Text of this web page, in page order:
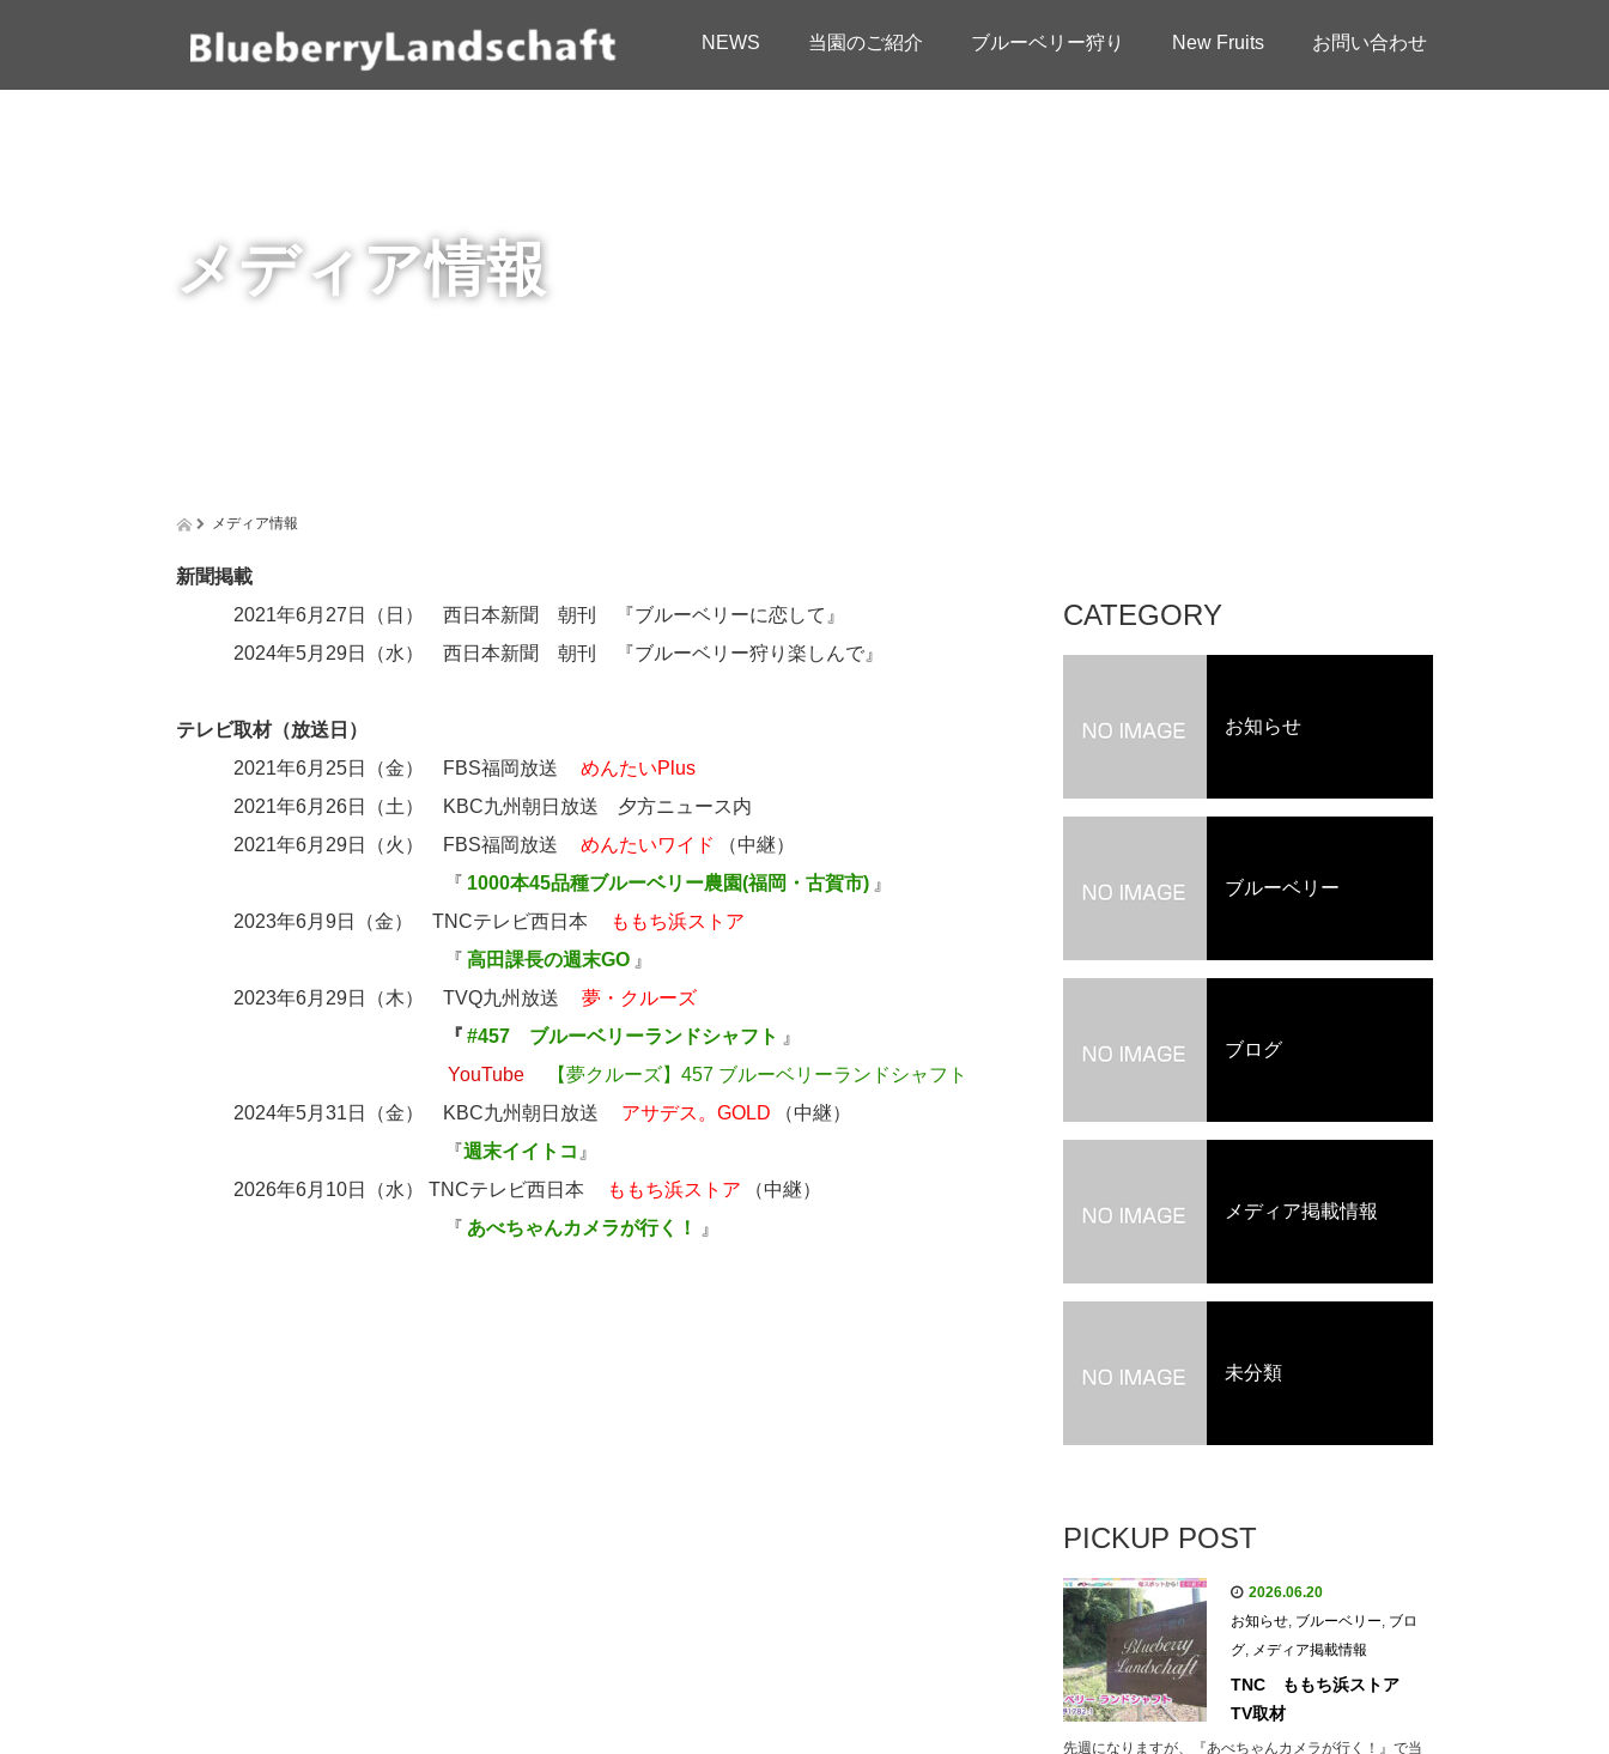
NEWS 当園のご紹介 ブルーベリー狩り New Fruits お問い合わせ
メディア情報
メディア情報
新聞掲載
2021年6月27日（日） 西日本新聞 朝刊 『ブルーベリーに恋して』
2024年5月29日（水） 西日本新聞 朝刊 『ブルーベリー狩り楽しんで』
テレビ取材（放送日）
2021年6月25日（金） FBS福岡放送
めんたいPlus
2021年6月26日（土） KBC九州朝日放送 夕方ニュース内
2021年6月29日（火） FBS福岡放送
めんたいワイド
（中継）
『 1000本45品種ブルーベリー農園(福岡・古賀市) 』
2023年6月9日（金） TNCテレビ西日本
ももち浜ストア
『 高田課長の週末GO 』
2023年6月29日（木） TVQ九州放送
夢・クルーズ
『 #457 ブルーベリーランドシャフト 』
YouTube
【夢クルーズ】457 ブルーベリーランドシャフト
2024年5月31日（金） KBC九州朝日放送
アサデス。GOLD
（中継）
『週末イイトコ 』
2026年6月10日（水） TNCテレビ西日本
ももち浜ストア
（中継）
『 あべちゃんカメラが行く！ 』
CATEGORY
お知らせ
ブルーベリー
ブログ
メディア掲載情報
未分類
PICKUP POST
2026.06.20
お知らせ, ブルーベリー, ブロ
グ, メディア掲載情報
TNC ももち浜ストア
TV取材
先週になりますが、『あべちゃんカメラが行く！』で当